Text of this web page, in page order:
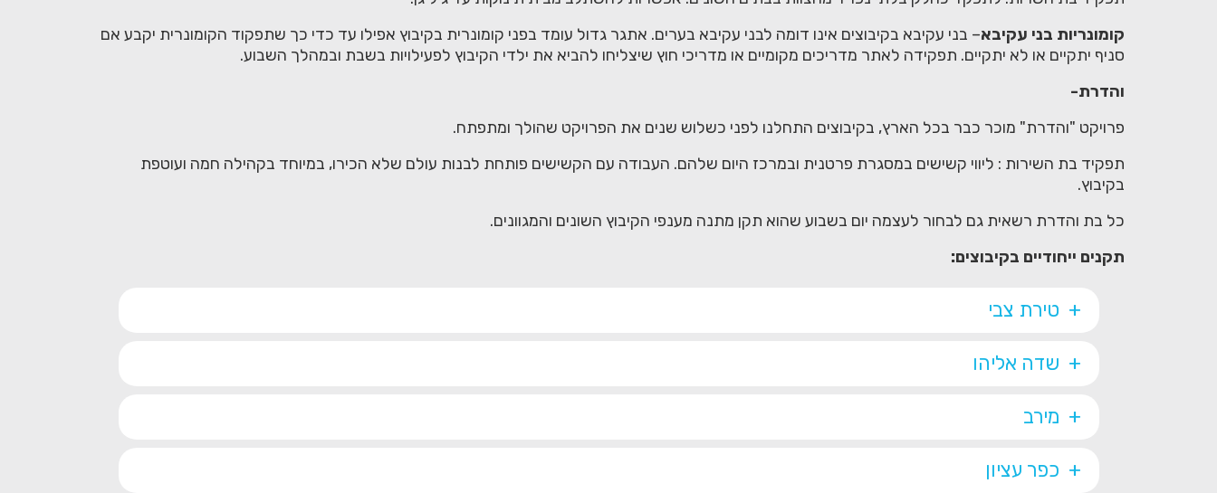
קומונריות בני עקיבא– בני עקיבא בקיבוצים אינו דומה לבני עקיבא בערים. אתגר גדול עומד בפני קומונרית בקיבוץ אפילו עד כדי כך שתפקוד הקומונרית יקבע אם
סניף יתקיים או לא יתקיים. תפקידה לאתר מדריכים מקומיים או מדריכי חוץ שיצליחו להביא את ילדי הקיבוץ לפעילויות בשבת ובמהלך השבוע.
והדרת-
פרויקט "והדרת" מוכר כבר בכל הארץ, בקיבוצים התחלנו לפני כשלוש שנים את הפרויקט שהולך ומתפתח.
תפקיד בת השירות : ליווי קשישים במסגרת פרטנית ובמרכז היום שלהם. העבודה עם הקשישים פותחת לבנות עולם שלא הכירו, במיוחד בקהילה חמה ועוטפת
בקיבוץ.
כל בת והדרת רשאית גם לבחור לעצמה יום בשבוע שהוא תקן מתנה מענפי הקיבוץ השונים והמגוונים.
תקנים ייחודיים בקיבוצים:
טירת צבי
שדה אליהו
מירב
כפר עציון